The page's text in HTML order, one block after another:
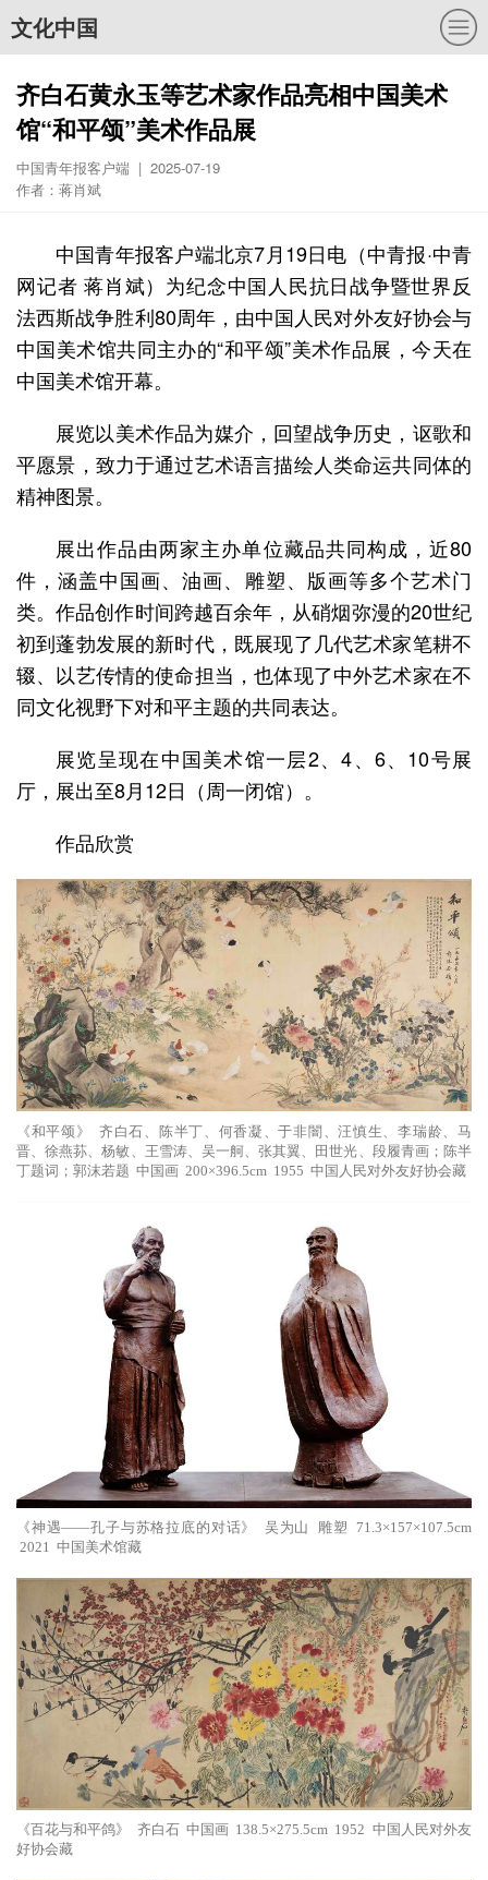
文化中国
齐白石黄永玉等艺术家作品亮相中国美术
馆“和平颂”美术作品展
中国青年报客户端 | 2025-07-19
作者：蒋肖斌
中国青年报客户端北京7月19日电（中青报·中青
网记者 蒋肖斌）为纪念中国人民抗日战争暨世界反
法西斯战争胜利80周年，由中国人民对外友好协会与
中国美术馆共同主办的“和平颂”美术作品展，今天在
中国美术馆开幕。
展览以美术作品为媒介，回望战争历史，讴歌和
平愿景，致力于通过艺术语言描绘人类命运共同体的
精神图景。
展出作品由两家主办单位藏品共同构成，近80
件，涵盖中国画、油画、雕塑、版画等多个艺术门
类。作品创作时间跨越百余年，从硝烟弥漫的20世纪
初到蓬勃发展的新时代，既展现了几代艺术家笔耕不
辍、以艺传情的使命担当，也体现了中外艺术家在不
同文化视野下对和平主题的共同表达。
展览呈现在中国美术馆一层2、4、6、10号展
厅，展出至8月12日（周一闭馆）。
作品欣赏
《和平颂》 齐白石、陈半丁、何香凝、于非闇、汪慎生、李瑞龄、马
晋、徐燕荪、杨敏、王雪涛、吴一舸、张其翼、田世光、段履青画；陈半
丁题词；郭沫若题 中国画 200×396.5cm 1955 中国人民对外友好协会藏
《神遇——孔子与苏格拉底的对话》 吴为山 雕塑 71.3×157×107.5cm
2021 中国美术馆藏
《百花与和平鸽》 齐白石 中国画 138.5×275.5cm 1952 中国人民对外友
好协会藏